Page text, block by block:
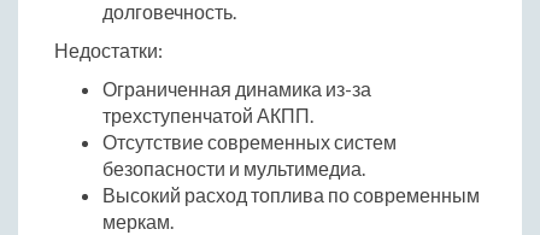
долговечность.
Недостатки:
Ограниченная динамика из-за
трехступенчатой АКПП.
Отсутствие современных систем
безопасности и мультимедиа.
Высокий расход топлива по современным
меркам.